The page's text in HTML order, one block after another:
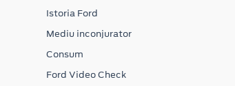
Istoria Ford
Mediu inconjurator
Consum
Ford Video Check